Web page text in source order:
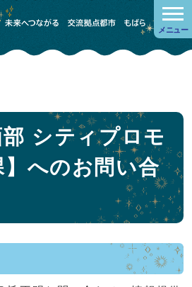
メニュー
部 シティプロモ
へのお問い合